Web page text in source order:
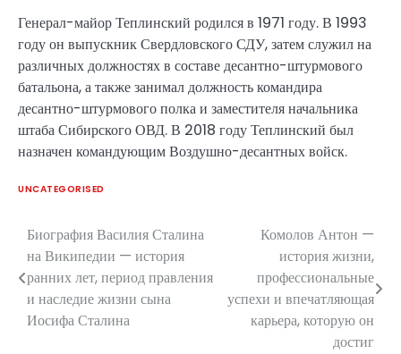
Генерал-майор Теплинский родился в 1971 году. В 1993
году он выпускник Свердловского СДУ, затем служил на
различных должностях в составе десантно-штурмового
батальона, а также занимал должность командира
десантно-штурмового полка и заместителя начальника
штаба Сибирского ОВД. В 2018 году Теплинский был
назначен командующим Воздушно-десантных войск.
UNCATEGORISED
Навигация
по
записям
Биография Василия Сталина
на Википедии — история
ранних лет, период правления
и наследие жизни сына
Иосифа Сталина
Комолов Антон —
история жизни,
профессиональные
успехи и впечатляющая
карьера, которую он
достиг